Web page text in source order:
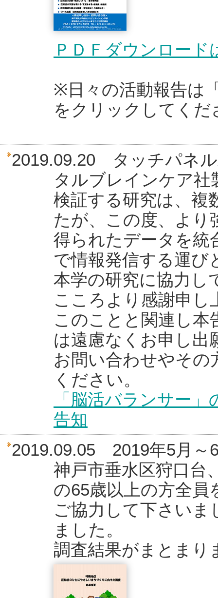
ＰＤＦダウンロード
※日々の活動報告は
をクリックしてくだ
2019.09.20 タッチパネ
タルブレインケア社
検証する研究は、複
たが、この度、より
得られたデータを統
で情報発信する運び
本学の研究に協力し
こころより感謝申し
このことと関連し本
は遠慮なくお申し出
お問い合わせやその
ください。
「脳活バランサー
告知
2019.09.05 2019年5月～
神戸市垂水区狩口台
の65歳以上の方全員
ご協力して下さい
ました。
調査結果がまとまり